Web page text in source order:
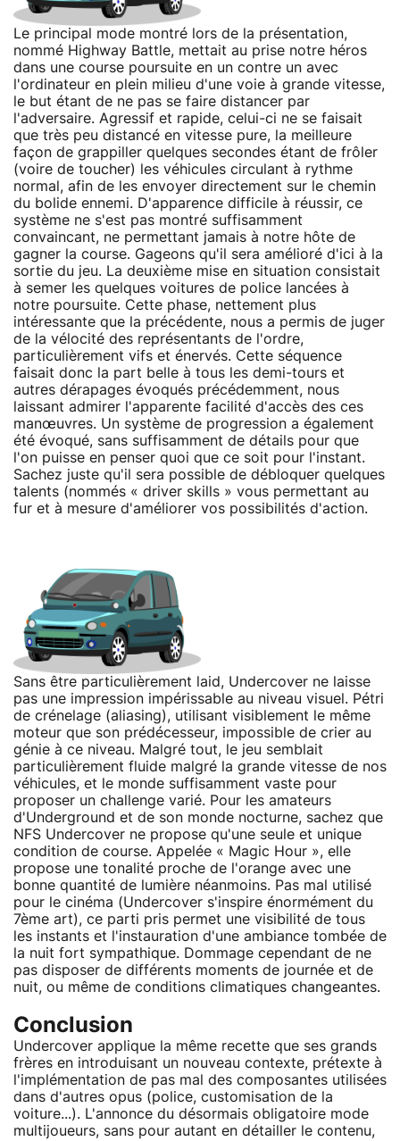
Le principal mode montré lors de la présentation,
nommé Highway Battle, mettait au prise notre héros
dans une course poursuite en un contre un avec
l'ordinateur en plein milieu d'une voie à grande vitesse,
le but étant de ne pas se faire distancer par
l'adversaire. Agressif et rapide, celui-ci ne se faisait
que très peu distancé en vitesse pure, la meilleure
façon de grappiller quelques secondes étant de frôler
(voire de toucher) les véhicules circulant à rythme
normal, afin de les envoyer directement sur le chemin
du bolide ennemi. D'apparence difficile à réussir, ce
système ne s'est pas montré suffisamment
convaincant, ne permettant jamais à notre hôte de
gagner la course. Gageons qu'il sera amélioré d'ici à la
sortie du jeu. La deuxième mise en situation consistait
à semer les quelques voitures de police lancées à
notre poursuite. Cette phase, nettement plus
intéressante que la précédente, nous a permis de juger
de la vélocité des représentants de l'ordre,
particulièrement vifs et énervés. Cette séquence
faisait donc la part belle à tous les demi-tours et
autres dérapages évoqués précédemment, nous
laissant admirer l'apparente facilité d'accès des ces
manœuvres. Un système de progression a également
été évoqué, sans suffisamment de détails pour que
l'on puisse en penser quoi que ce soit pour l'instant.
Sachez juste qu'il sera possible de débloquer quelques
talents (nommés « driver skills » vous permettant au
fur et à mesure d'améliorer vos possibilités d'action.
Sans être particulièrement laid, Undercover ne laisse
pas une impression impérissable au niveau visuel. Pétri
de crénelage (aliasing), utilisant visiblement le même
moteur que son prédécesseur, impossible de crier au
génie à ce niveau. Malgré tout, le jeu semblait
particulièrement fluide malgré la grande vitesse de nos
véhicules, et le monde suffisamment vaste pour
proposer un challenge varié. Pour les amateurs
d'Underground et de son monde nocturne, sachez que
NFS Undercover ne propose qu'une seule et unique
condition de course. Appelée « Magic Hour », elle
propose une tonalité proche de l'orange avec une
bonne quantité de lumière néanmoins. Pas mal utilisé
pour le cinéma (Undercover s'inspire énormément du
7ème art), ce parti pris permet une visibilité de tous
les instants et l'instauration d'une ambiance tombée de
la nuit fort sympathique. Dommage cependant de ne
pas disposer de différents moments de journée et de
nuit, ou même de conditions climatiques changeantes.
Conclusion
Undercover applique la même recette que ses grands
frères en introduisant un nouveau contexte, prétexte à
l'implémentation de pas mal des composantes utilisées
dans d'autres opus (police, customisation de la
voiture...). L'annonce du désormais obligatoire mode
multijoueurs, sans pour autant en détailler le contenu,